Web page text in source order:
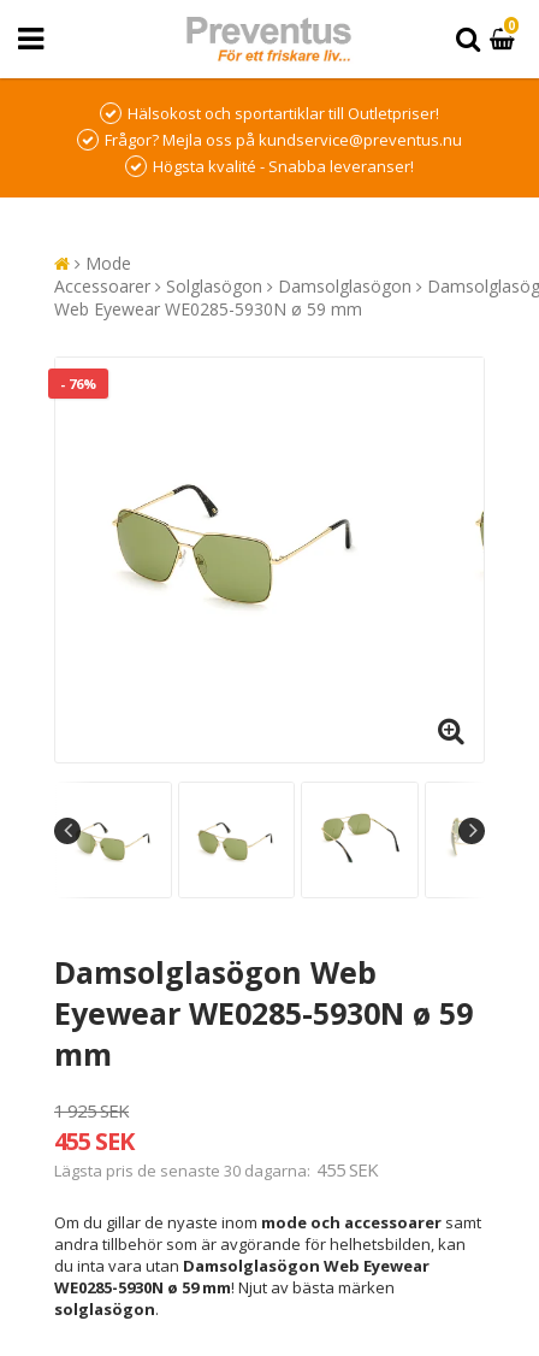
0
Hälsokost och sportartiklar till Outletpriser!
Frågor? Mejla oss på kundservice@preventus.nu
Högsta kvalité - Snabba leveranser!
Mode
Accessoarer
Solglasögon Damsolglasögon
Web Eyewear WE0285-5930N ø 59 mm
- 76%
Damsolglasögon Web
Eyewear WE0285-5930N ø 59
mm
1 925 SEK
455 SEK
Lägsta pris de senaste 30 dagarna 455 SEK
Om du gillar de nyaste inom mode och accessoarer samt
andra tillbehör som är avgörande för helhetsbilden, kan
du inta vara utan Damsolglasögon Web Eyewear
WE0285-5930N ø 59 mm! Njut av bästa märken
solglasögon.